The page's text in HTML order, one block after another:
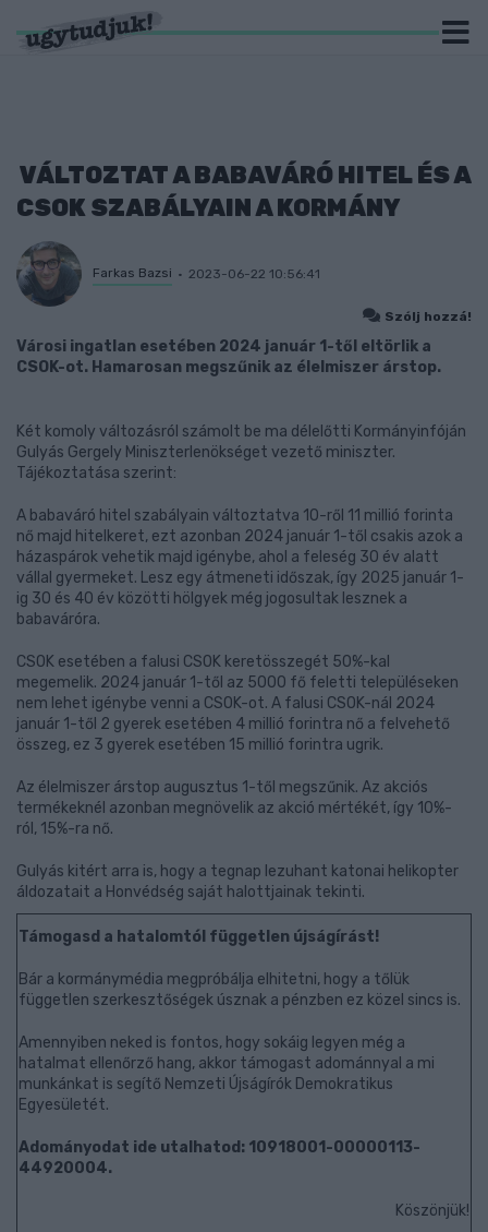
VÁLTOZTAT A BABAVÁRÓ HITEL ÉS A
CSOK SZABÁLYAIN A KORMÁNY
Farkas Bazsi 2023-06-22 10:56:41
Szólj hozzá!
Városi ingatlan esetében 2024 január 1-től eltörlik a
CSOK-ot. Hamarosan megszűnik az élelmiszer árstop.
Két komoly változásról számolt be ma délelőtti Kormányinfóján
Gulyás Gergely Miniszterlenökséget vezető miniszter.
Tájékoztatása szerint:
A babaváró hitel szabályain változtatva 10-ről 11 millió forinta
nő majd hitelkeret, ezt azonban 2024 január 1-től csakis azok a
házaspárok vehetik majd igénybe, ahol a feleség 30 év alatt
vállal gyermeket. Lesz egy átmeneti időszak, így 2025 január 1-
ig 30 és 40 év közötti hölgyek még jogosultak lesznek a
babaváróra.
CSOK esetében a falusi CSOK keretösszegét 50%-kal
megemelik. 2024 január 1-től az 5000 fő feletti településeken
nem lehet igénybe venni a CSOK-ot. A falusi CSOK-nál 2024
január 1-től 2 gyerek esetében 4 millió forintra nő a felvehető
összeg, ez 3 gyerek esetében 15 millió forintra ugrik.
Az élelmiszer árstop augusztus 1-től megszűnik. Az akciós
termékeknél azonban megnövelik az akció mértékét, így 10%-
ról, 15%-ra nő.
Gulyás kitért arra is, hogy a tegnap lezuhant katonai helikopter
áldozatait a Honvédség saját halottjainak tekinti.
Támogasd a hatalomtól független újságírást!
Bár a kormánymédia megpróbálja elhitetni, hogy a tőlük
független szerkesztőségek úsznak a pénzben ez közel sincs is.
Amennyiben neked is fontos, hogy sokáig legyen még a
hatalmat ellenőrző hang, akkor támogast adománnyal a mi
munkánkat is segítő Nemzeti Újságírók Demokratikus
Egyesületét.
Adományodat ide utalhatod: 10918001-00000113-
44920004.
Köszönjük!